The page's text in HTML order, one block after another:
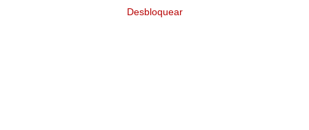
Desbloquear